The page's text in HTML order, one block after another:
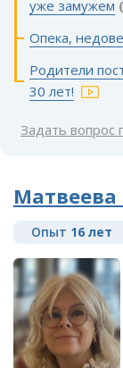
уже замужем
Опека,
Родители
30 лет!
Задать вопрос
Матвеева
Опыт 16 лет